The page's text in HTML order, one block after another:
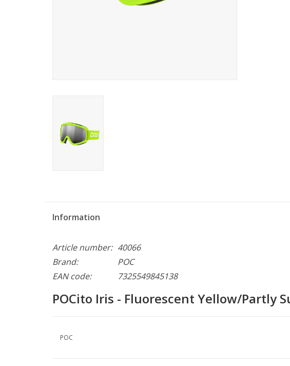
Information
Article number: 40066
Brand:
POC
EAN code:
7325549845138
POCito Iris - Fluorescent Yellow/Partly
POC